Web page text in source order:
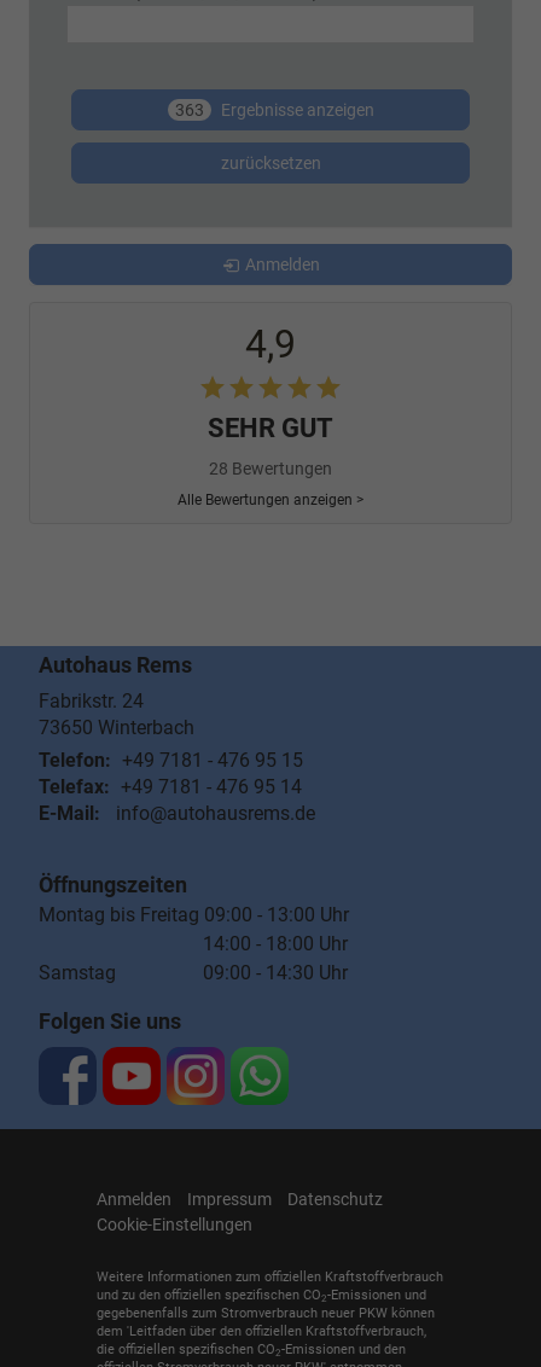
363 Ergebnisse anzeigen
zurücksetzen
Anmelden
4,9
SEHR GUT
28 Bewertungen
Alle Bewertungen anzeigen >
Autohaus Rems
Fabrikstr. 24
73650 Winterbach
Telefon: +49 7181 - 476 95 15
Telefax: +49 7181 - 476 95 14
E-Mail:
info@autohausrems.de
Öffnungszeiten
Montag bis Freitag 09:00 - 13:00 Uhr
14:00 - 18:00 Uhr
Samstag 09:00 - 14:30 Uhr
Folgen Sie uns
Anmelden Impressum
Datenschutz
Cookie-Einstellungen
Weitere Informationen zum offiziellen Kraftstoffverbrauch
und zu den offiziellen spezifischen CO2-Emissionen und
gegebenenfalls zum Stromverbrauch neuer PKW können
dem 'Leitfaden über den offiziellen Kraftstoffverbrauch,
die offiziellen spezifischen CO2-Emissionen und den